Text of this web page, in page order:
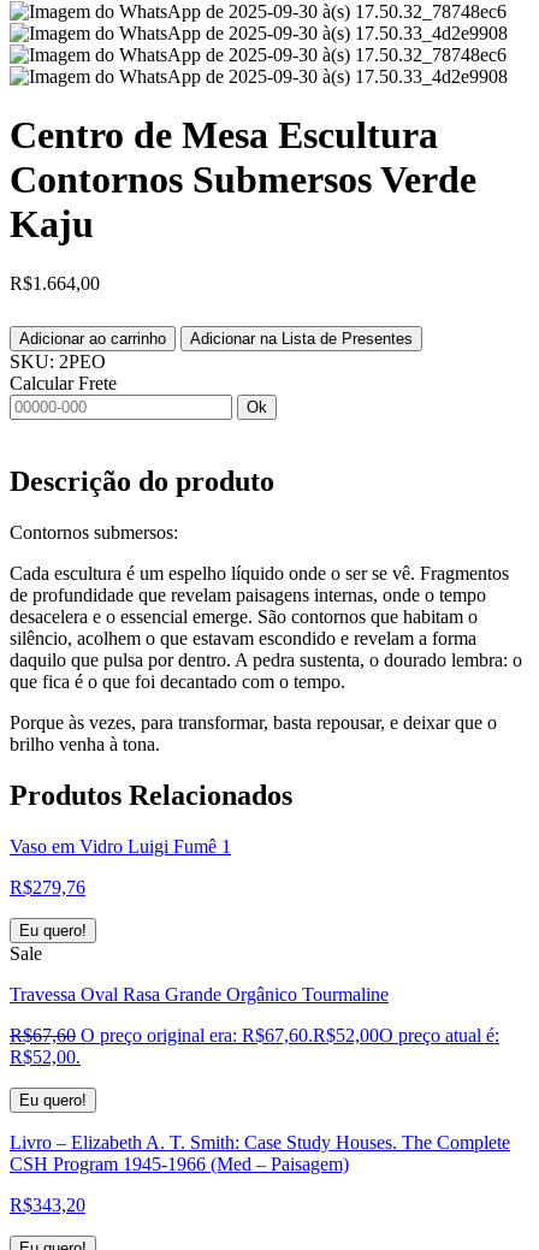
Centro de Mesa Escultura
Contornos Submersos Verde
Kaju
R$1.664,00
Adicionar ao carrinho Adicionar na Lista de Presentes
SKU: 2PEO
Calcular Frete
Ok
Descrição do produto
Contornos submersos:
Cada escultura é um espelho líquido onde o ser se vê. Fragmentos
de profundidade que revelam paisagens internas, onde o tempo
desacelera e o essencial emerge. São contornos que habitam o
silêncio, acolhem o que estavam escondido e revelam a forma
daquilo que pulsa por dentro. A pedra sustenta, o dourado lembra: o
que fica é o que foi decantado com o tempo.
Porque às vezes, para transformar, basta repousar, e deixar que o
brilho venha à tona.
Produtos Relacionados
Vaso em Vidro Luigi Fumê 1
R$279,76
Eu quero!
Sale
Travessa Oval Rasa Grande Orgânico Tourmaline
R$67,60 O preço original era: R$67,60.R$52,00O preço atual é:
R$52,00.
Eu quero!
Livro – Elizabeth A. T. Smith: Case Study Houses. The Complete
CSH Program 1945-1966 (Med – Paisagem)
R$343,20